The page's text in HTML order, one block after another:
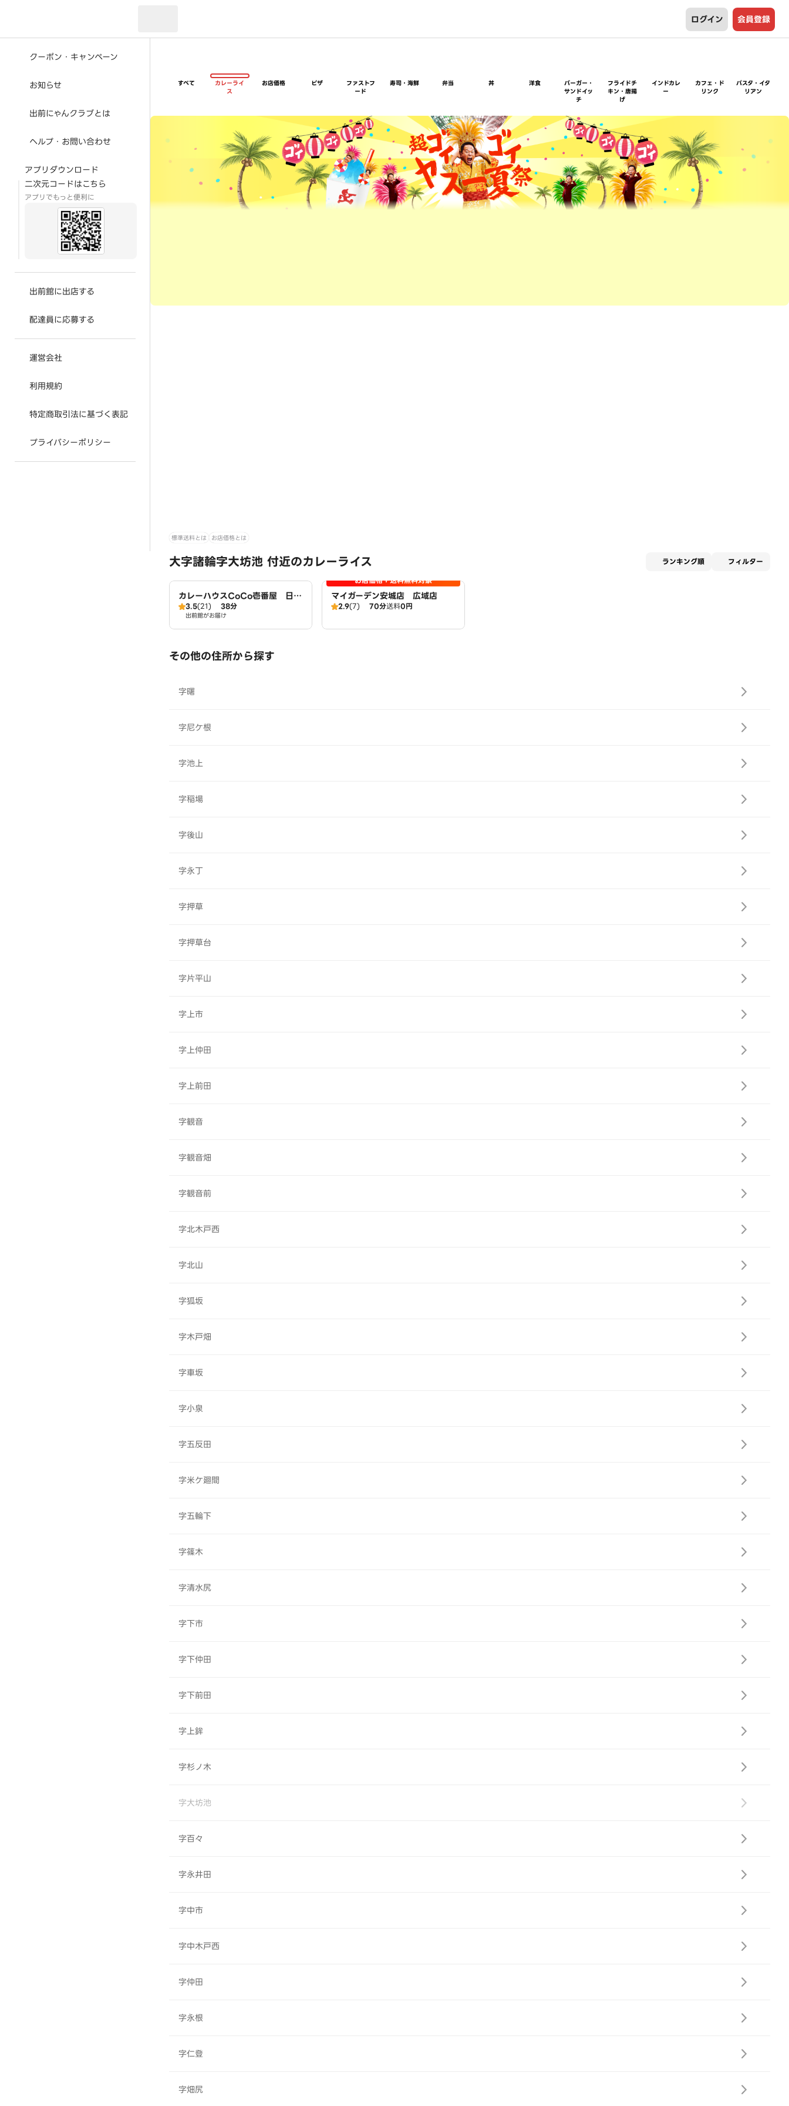
ログイン 会員登録
クーポン・キャンペーン
お知らせ
出前にゃんクラブとは
ヘルプ・お問い合わせ
アプリダウンロード
二次元コードはこちら
アプリでもっと便利に
出前館に出店する
配達員に応募する
運営会社
利用規約
特定商取引法に基づく表記
プライバシーポリシー
すべて
カレーライ
ス
お店価格 ピザ
ファストフ
ード
寿司・海鮮 弁当 丼 洋食
バーガー・
サンドイッ
チ
フライドチ
キン・唐揚
げ
インドカレ
ー
カフェ・ド
リンク
パスタ・イタ
リアン
超ゴイゴイヤスー夏祭
標準送料とは お店価格とは
大字諸輪字大坊池 付近のカレーライス ランキング順 フィルター
カレーハウスCoCo壱番屋 日進
本郷町店（SD）
3.5(21) 38分
出前館がお届け
お店価格＋送料無料対象
マイガーデン安城店 広域店
2.9(7) 70分送料0円
その他の住所から探す
字曙
字尼ケ根
字池上
字稲場
字後山
字永丁
字押草
字押草台
字片平山
字上市
字上仲田
字上前田
字観音
字観音畑
字観音前
字北木戸西
字北山
字狐坂
字木戸畑
字車坂
字小泉
字五反田
字米ケ廻間
字五輪下
字篠木
字清水尻
字下市
字下仲田
字下前田
字上鉾
字杉ノ木
字大坊池
字百々
字永井田
字中市
字中木戸西
字仲田
字永根
字仁登
字畑尻